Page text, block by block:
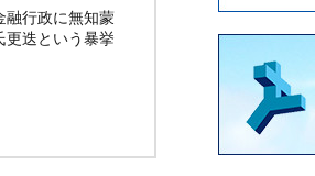
融行政に無知蒙
更迭という暴挙